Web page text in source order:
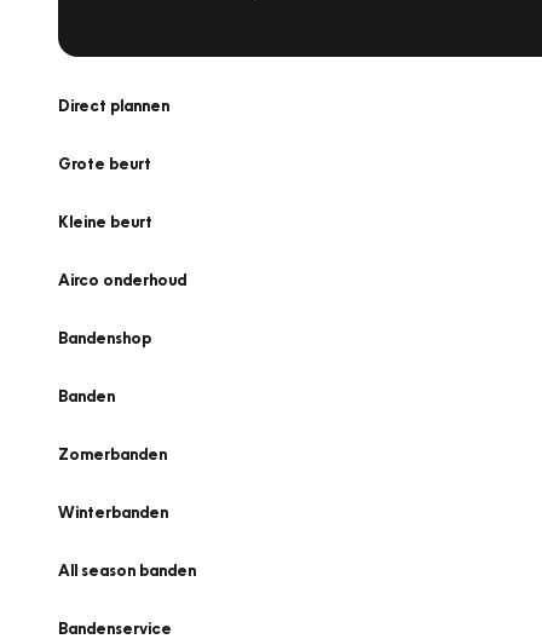
Direct plannen
Grote beurt
Kleine beurt
Airco onderhoud
Bandenshop
Banden
Zomerbanden
Winterbanden
All season banden
Bandenservice